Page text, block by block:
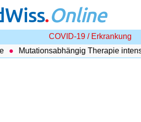
.Online
COVID-19 / Erkrankung
Mutationsabhängig Therapie